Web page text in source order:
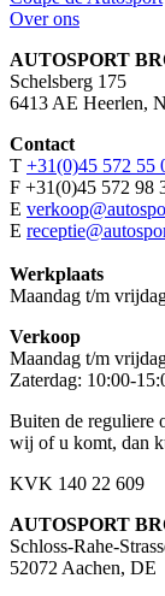
Over ons
AUTOSPORT
Schelsberg 175
6413 AE Heerlen,
Contact
T +31(0)45 572 55
F +31(0)45 572 98
E
E
Werkplaats
Maandag t/m
Verkoop
Maandag t/m
Zaterdag: 10:00-
Buiten de reguliere
wij of u komt, dan
KVK 140 22 609
AUTOSPORT
Schloss-Rahe-
52072 Aachen, DE